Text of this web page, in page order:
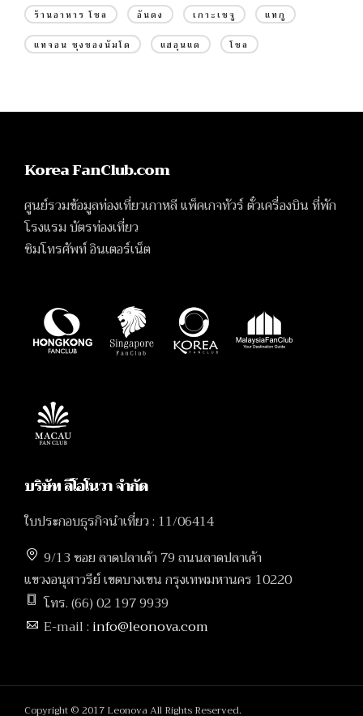
ร้านอาหาร โซล อันดง เกาะเชจู แทกู
แทจอน ชุงชองนัมโด แฮอุนแด โซล
Korea FanClub.com
ศูนย์รวมข้อมูลท่องเที่ยวเกาหลี แพ็คเกจทัวร์ ตั๋วเครื่องบิน ที่พัก
โรงแรม บัตรท่องเที่ยว
ซิมโทรศัพท์ อินเตอร์เน็ต
บริษัท ลีโอโนวา จำกัด
ใบประกอบธุรกิจนำเที่ยว : 11/06414
9/13 ซอย ลาดปลาเค้า 79 ถนนลาดปลาเค้า
แขวงอนุสาวรีย์ เขตบางเขน กรุงเทพมหานคร 10220
โทร. (66) 02 197 9939
E-mail : info@leonova.com
Copyright © 2017 Leonova All Rights Reserved.